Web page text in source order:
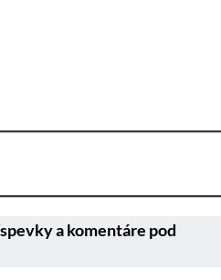
a komentáre pod